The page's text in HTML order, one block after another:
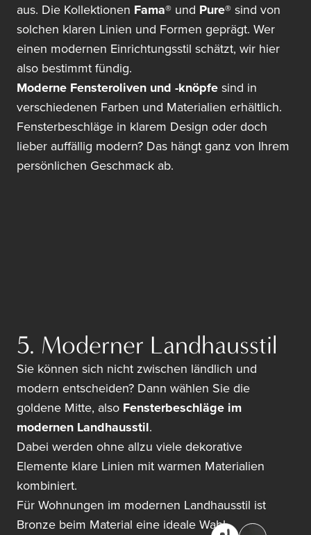
aus. Die Kollektionen Fama® und Pure®sind von
solchen klaren Linien und Formen geprägt. Wer
einen modernen Einrichtungsstil schätzt, wir hier
also bestimmt fündig.
Moderne Fensteroliven und -knöpfesind in
verschiedenen Farben und Materialien erhältlich.
Fensterbeschläge in klarem Design oder doch
lieber auffällig modern? Das hängt ganz von Ihrem
persönlichen Geschmack ab.
5. Moderner Landhausstil
Sie können sich nicht zwischen ländlich und
modern entscheiden? Dann wählen Sie die
goldene Mitte, also Fensterbeschläge im
modernen Landhausstil.
Dabei werden ohne allzu viele dekorative
Elemente klare Linien mit warmen Materialien
kombiniert.
Für Wohnungen im modernen Landhausstil ist
Bronze beim Material eine ideale Wahl.